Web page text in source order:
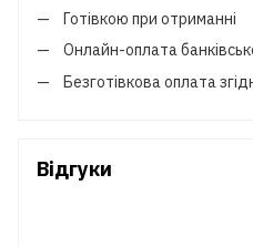
Готівкою при отриманні
Онлайн-оплата
Безготівкова оплата
Відгуки